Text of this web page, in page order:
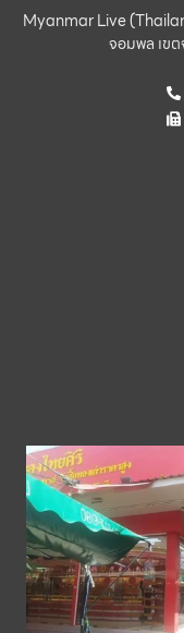
Myanmar Live
จอมพล เข